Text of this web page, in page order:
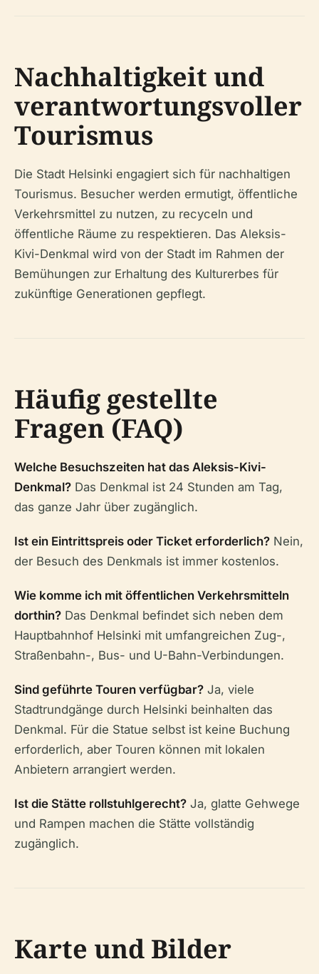
Nachhaltigkeit und
verantwortungsvoller
Tourismus
Die Stadt Helsinki engagiert sich für nachhaltigen
Tourismus. Besucher werden ermutigt, öffentliche
Verkehrsmittel zu nutzen, zu recyceln und
öffentliche Räume zu respektieren. Das Aleksis-
Kivi-Denkmal wird von der Stadt im Rahmen der
Bemühungen zur Erhaltung des Kulturerbes für
zukünftige Generationen gepflegt.
Häufig gestellte
Fragen (FAQ)
Welche Besuchszeiten hat das Aleksis-Kivi-
Denkmal? Das Denkmal ist 24 Stunden am Tag,
das ganze Jahr über zugänglich.
Ist ein Eintrittspreis oder Ticket erforderlich? Nein,
der Besuch des Denkmals ist immer kostenlos.
Wie komme ich mit öffentlichen Verkehrsmitteln
dorthin? Das Denkmal befindet sich neben dem
Hauptbahnhof Helsinki mit umfangreichen Zug-,
Straßenbahn-, Bus- und U-Bahn-Verbindungen.
Sind geführte Touren verfügbar? Ja, viele
Stadtrundgänge durch Helsinki beinhalten das
Denkmal. Für die Statue selbst ist keine Buchung
erforderlich, aber Touren können mit lokalen
Anbietern arrangiert werden.
Ist die Stätte rollstuhlgerecht? Ja, glatte Gehwege
und Rampen machen die Stätte vollständig
zugänglich.
Karte und Bilder